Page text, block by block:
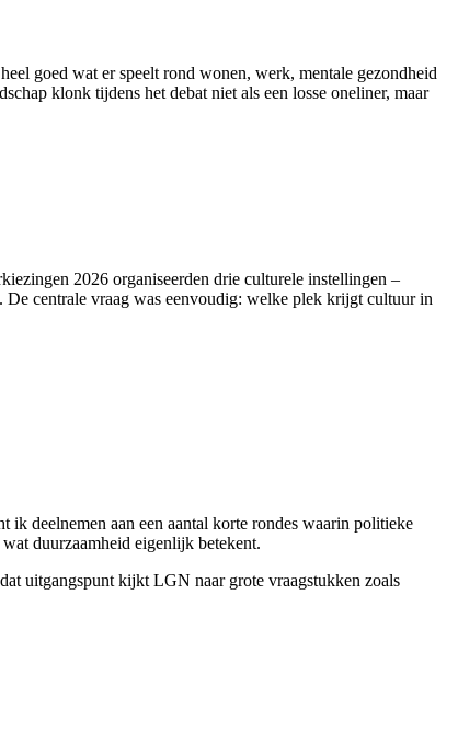
goed wat er speelt rond wonen, werk, mentale gezondheid
klonk tijdens het debat niet als een losse oneliner, maar
2026 organiseerden drie culturele instellingen –
De centrale vraag was eenvoudig: welke plek krijgt cultuur in
deelnemen aan een aantal korte rondes waarin politieke
duurzaamheid eigenlijk betekent.
uitgangspunt kijkt LGN naar grote vraagstukken zoals